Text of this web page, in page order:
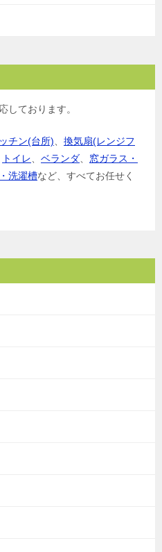
しております。
チン(台所)、 換気扇(レンジフ
トイレ、 ベランダ、 窓ガラス・
洗濯槽など、すべてお任せく